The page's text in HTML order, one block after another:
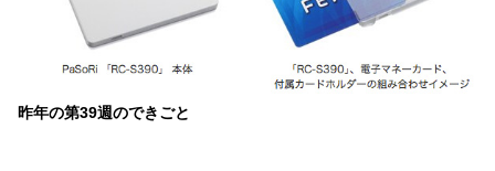
昨年の第39週のできごと